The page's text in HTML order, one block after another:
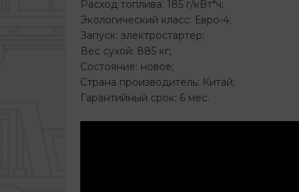
Расход топлива: 185 г/кВт*ч;
Экологический класс: Евро-4;
Запуск: электростартер;
Вес сухой: 885 кг;
Состояние: новое;
Страна производитель: Китай;
Гарантийный срок: 6 мес.